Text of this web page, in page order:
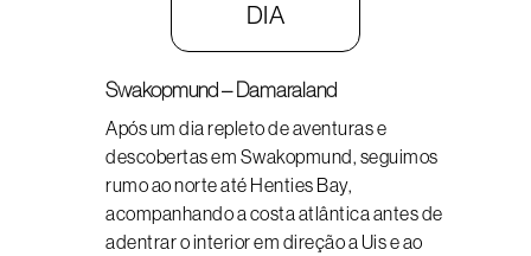
DIA
Swakopmund – Damaraland
Após um dia repleto de aventuras e
descobertas em Swakopmund, seguimos
rumo ao norte até Henties Bay,
acompanhando a costa atlântica antes de
adentrar o interior em direção a Uis e ao